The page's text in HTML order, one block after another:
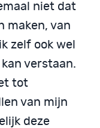
niet dat
maken, van
zelf ook wel
verstaan.
tot
van mijn
deze